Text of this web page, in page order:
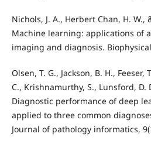
Nichols, J. A., Herbert Chan, H. W.,
Machine learning: applications of
imaging and diagnosis.
Olsen, T. G., Jackson, B. H., Feeser,
C., Krishnamurthy, S., Lunsford, D.
Diagnostic performance of deep
applied to three common
Journal of pathology informatics,